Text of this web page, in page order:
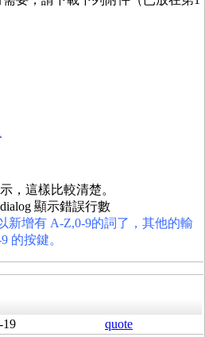
，這樣比較清楚。
顯示錯誤行數
新增有 A-Z,0-9的詞了，其他的輸
的按鍵。
19 quote